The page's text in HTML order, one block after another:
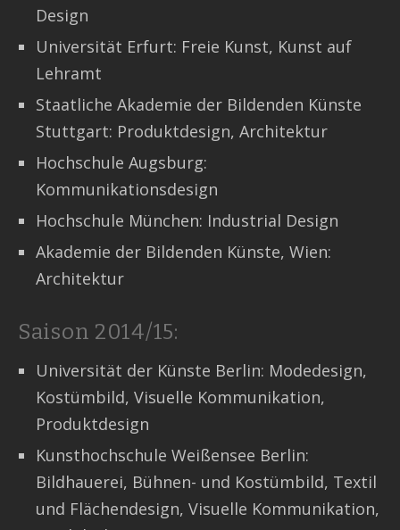
Design
Universität Erfurt: Freie Kunst, Kunst auf
Lehramt
Staatliche Akademie der Bildenden Künste
Stuttgart: Produktdesign, Architektur
Hochschule Augsburg:
Kommunikationsdesign
Hochschule München: Industrial Design
Akademie der Bildenden Künste, Wien:
Architektur
Saison 2014/15:
Universität der Künste Berlin: Modedesign,
Kostümbild, Visuelle Kommunikation,
Produktdesign
Kunsthochschule Weißensee Berlin:
Bildhauerei, Bühnen- und Kostümbild, Textil
und Flächendesign, Visuelle Kommunikation,